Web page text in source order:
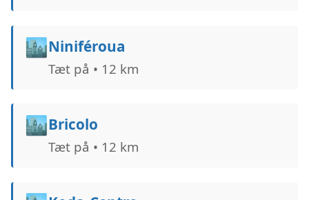
🏙️Niniféroua
Tæt på • 12 km
🏙️Bricolo
Tæt på • 12 km